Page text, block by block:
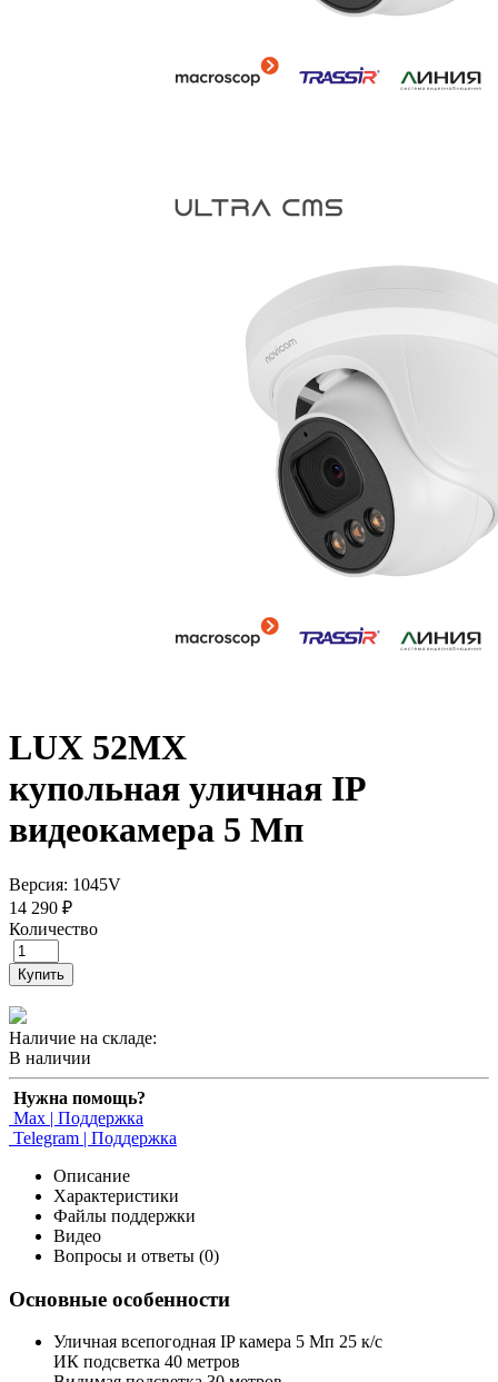
LUX 52MX
купольная уличная IP
видеокамера 5 Мп
Версия: 1045V
14 290 ₽
Количество
Купить
Наличие на складе:
В наличии
Нужна помощь?
Max | Поддержка
Telegram | Поддержка
Описание
Характеристики
Файлы поддержки
Видео
Вопросы и ответы (0)
Основные особенности
Уличная всепогодная IP камера 5 Мп 25 к/с
ИК подсветка 40 метров